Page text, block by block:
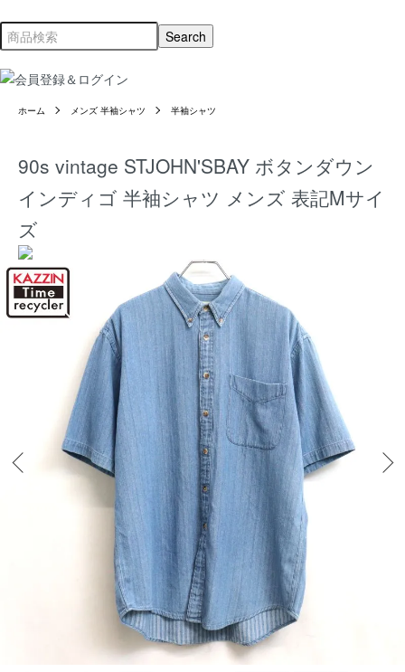
ホーム メンズ 半袖シャツ 半袖シャツ
90s vintage STJOHN'SBAY ボタンダウン
インディゴ 半袖シャツ メンズ 表記Mサイ
ズ